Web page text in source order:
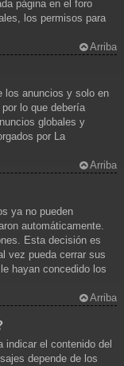
página en el foro
los permisos para
Arriba
los anuncios y solo en
lo que debería
globales y
por La
Arriba
ya no pueden
automáticamente.
Esta decisión es
vez pueda cerrar sus
hayan concedido los
Arriba
indicar el contenido del
depende de los